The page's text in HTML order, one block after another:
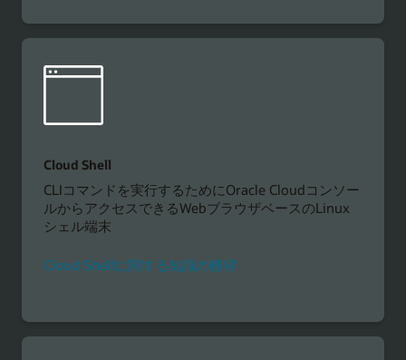
Cloud Shell
CLIコマンドを実行するためにOracle Cloudコンソー
ルからアクセスできるWebブラウザベースのLinux
シェル端末
Cloud Shellに関する知識の獲得